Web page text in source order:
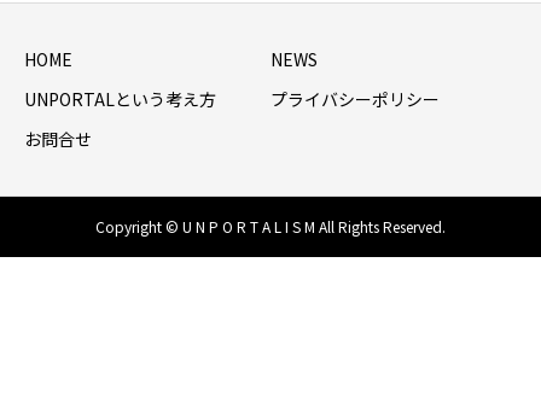
HOME
NEWS
UNPORTALという考え方
プライバシーポリシー
お問合せ
Copyright © U N P O R T A L I S M All Rights Reserved.